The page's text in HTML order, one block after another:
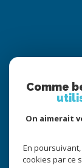
Comme
On aimerait
En
cookies par ce